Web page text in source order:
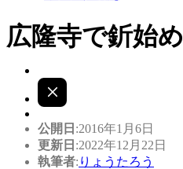
広隆寺で釿始め
公開日 :2016年1月6日
更新日 :2022年12月22日
執筆者: りょうたろう